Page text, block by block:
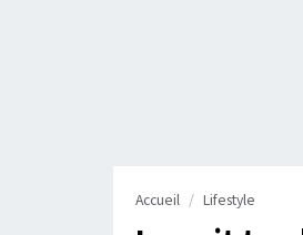
Accueil Lifestyle